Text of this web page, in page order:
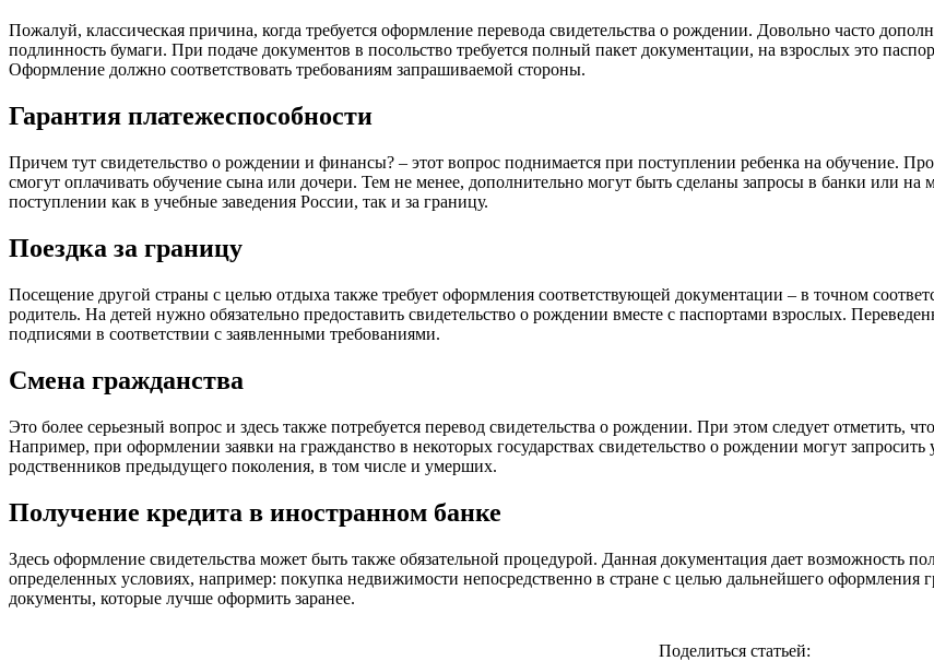
Пожалуй, классическая причина, когда требуется оформление перевода свидетельства о рождении. Довольно часто
подлинность бумаги. При подаче документов в посольство требуется полный пакет документации, на взрослых это
Оформление должно соответствовать требованиям запрашиваемой стороны.
Гарантия платежеспособности
Причем тут свидетельство о рождении и финансы? – этот вопрос поднимается при поступлении ребенка на обучение.
смогут оплачивать обучение сына или дочери. Тем не менее, дополнительно могут быть сделаны запросы в банки или на
поступлении как в учебные заведения России, так и за границу.
Поездка за границу
Посещение другой страны с целью отдыха также требует оформления соответствующей документации – в точном
родитель. На детей нужно обязательно предоставить свидетельство о рождении вместе с паспортами взрослых.
подписями в соответствии с заявленными требованиями.
Смена гражданства
Это более серьезный вопрос и здесь также потребуется перевод свидетельства о рождении. При этом следует отметить,
Например, при оформлении заявки на гражданство в некоторых государствах свидетельство о рождении могут
родственников предыдущего поколения, в том числе и умерших.
Получение кредита в иностранном банке
Здесь оформление свидетельства может быть также обязательной процедурой. Данная документация дает возможность
определенных условиях, например: покупка недвижимости непосредственно в стране с целью дальнейшего оформления
документы, которые лучше оформить заранее.
Поделиться статьей: